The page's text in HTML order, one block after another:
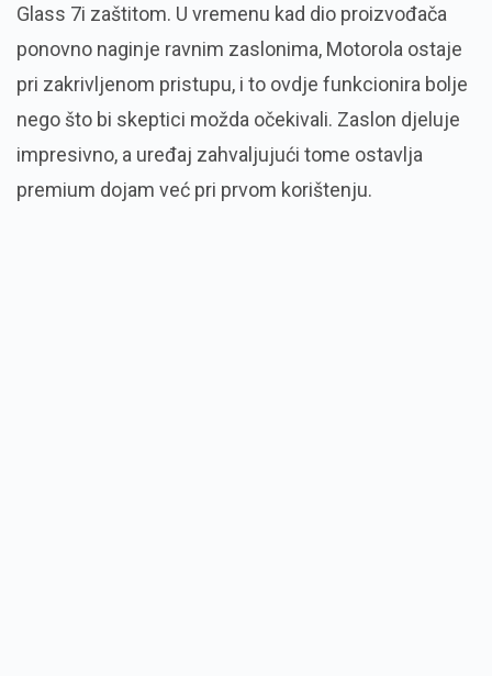
Glass 7i zaštitom. U vremenu kad dio proizvođača
ponovno naginje ravnim zaslonima, Motorola ostaje
pri zakrivljenom pristupu, i to ovdje funkcionira bolje
nego što bi skeptici možda očekivali. Zaslon djeluje
impresivno, a uređaj zahvaljujući tome ostavlja
premium dojam već pri prvom korištenju.